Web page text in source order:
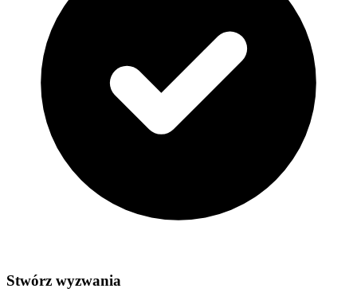
Stwórz wyzwania